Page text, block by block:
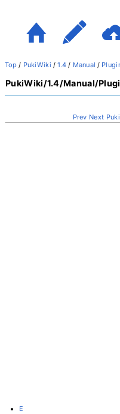
Top / PukiWiki / 1.4 / Manual /
PukiWiki/1.4/Manual/
Prev Next
E